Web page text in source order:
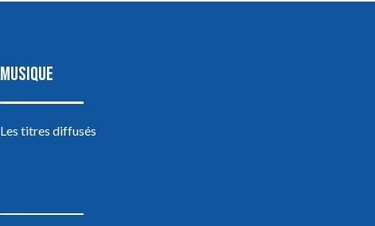
MUSIQUE
Les titres diffusés